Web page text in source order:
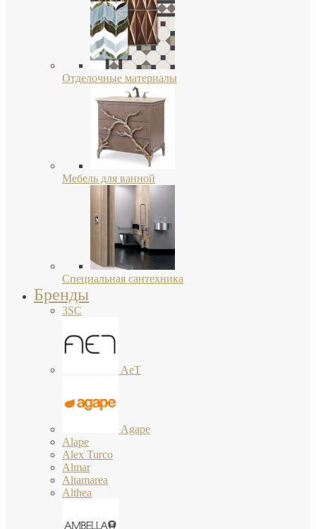
Отделочные материалы
Мебель для ванной
Специальная сантехника
Бренды
3SC
AeT
Agape
Alape
Alex Turco
Almar
Altamarea
Althea